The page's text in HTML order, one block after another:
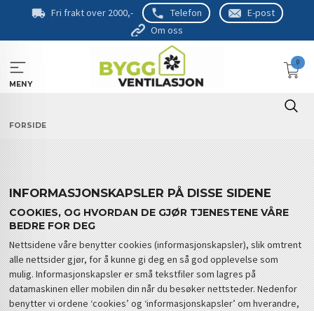
Fri frakt over 2000,- Telefon
E-post
Om oss
MENY
0
FORSIDE
INFORMASJONSKAPSLER PÅ DISSE SIDENE
COOKIES, OG HVORDAN DE GJØR TJENESTENE VÅRE
BEDRE FOR DEG
Nettsidene våre benytter cookies (informasjonskapsler), slik omtrent
alle nettsider gjør, for å kunne gi deg en så god opplevelse som
mulig. Informasjonskapsler er små tekstfiler som lagres på
datamaskinen eller mobilen din når du besøker nettsteder. Nedenfor
benytter vi ordene ‘cookies’ og ‘informasjonskapsler’ om hverandre,